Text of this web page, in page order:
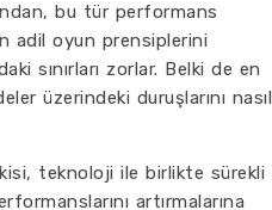
bu tür performans
adil oyun prensiplerini
sınırları zorlar. Belki de en
üzerindeki duruşlarını nasıl
teknoloji ile birlikte sürekli
artırmalarına